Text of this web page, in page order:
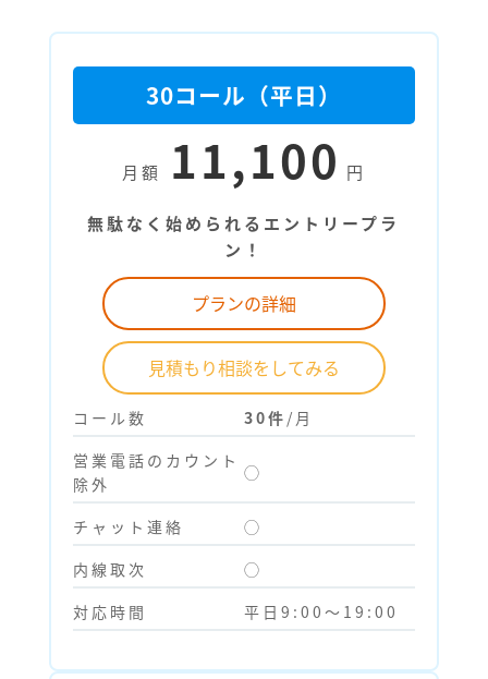
30コール（平日）
月額 11,100 円
無駄なく始められるエントリープラ
ン！
プランの詳細
見積もり相談をしてみる
コール数 30件 /月
営業電話のカウント
除外
◯
チャット連絡
◯
内線取次
◯
対応時間
平日9:00～19:00